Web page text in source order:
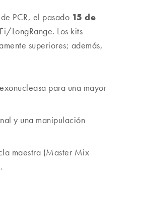
PCR, el pasado 15 de
LongRange. Los kits
superiores; además,
para una mayor
y una manipulación
maestra (Master Mix